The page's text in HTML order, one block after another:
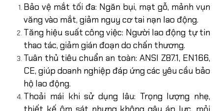
Bảo vệ mắt tối đa: Ngăn bụi, mạt gỗ, mảnh vụn
văng vào mắt, giảm nguy cơ tai nạn lao động.
Tăng hiệu suất công việc: Người lao động tự tin
thao tác, giảm gián đoạn do chấn thương.
Tuân thủ tiêu chuẩn an toàn: ANSI Z87.1, EN166,
CE, giúp doanh nghiệp đáp ứng các yêu cầu bảo
hộ lao động.
Thoải mái khi sử dụng lâu: Trọng lượng nhẹ,